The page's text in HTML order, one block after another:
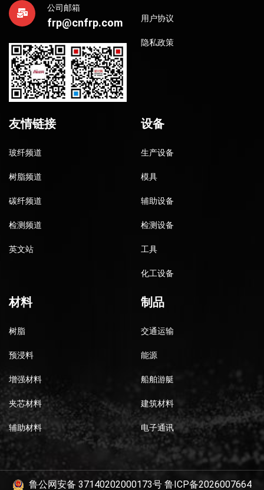
公司邮箱
frp@cnfrp.com 用户协议
隐私政策
友情链接
玻纤频道
树脂频道
碳纤频道
检测频道
英文站
设备
生产设备
模具
辅助设备
检测设备
工具
化工设备
材料
树脂
预浸料
增强材料
夹芯材料
辅助材料
制品
交通运输
能源
船舶游艇
建筑材料
电子通讯
鲁公网安备 37140202000173号 鲁ICP备2026007664